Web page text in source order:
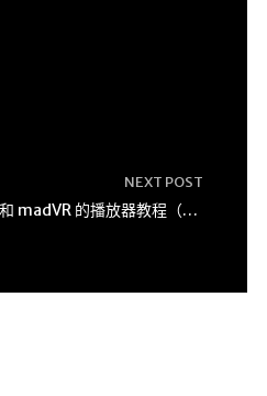
NEXT POST
基于 PotPlayer 和 madVR 的播放器教程（已更新 XySubFilter）